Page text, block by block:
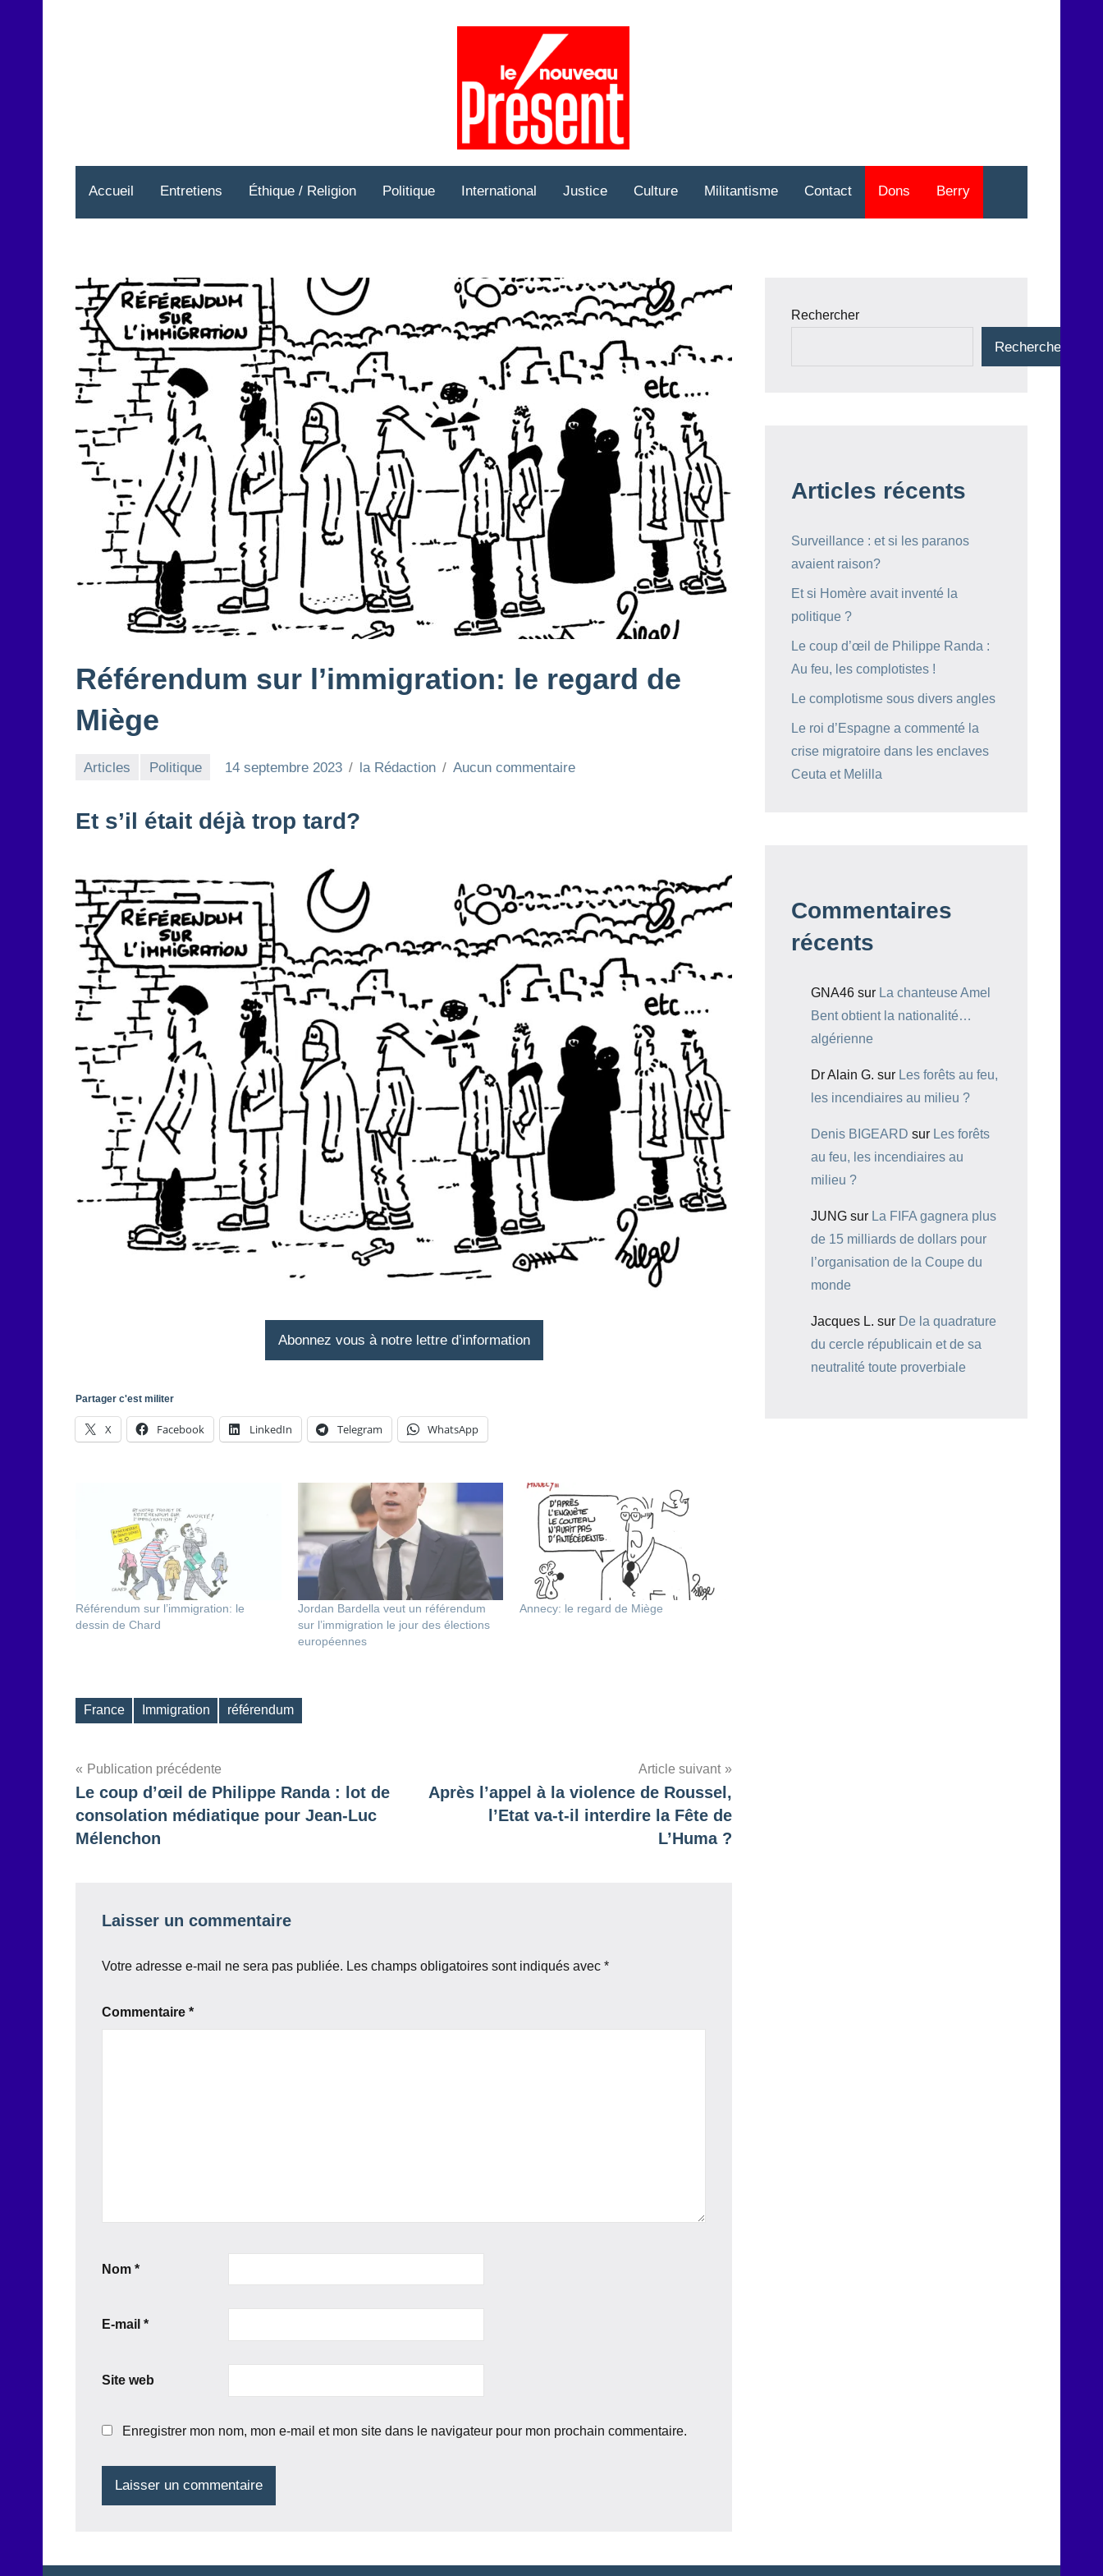
Accueil Entretiens Éthique / Religion Politique International Justice Culture Militantisme Contact Dons Berry
Référendum sur l’immigration: le regard de
Miège
Articles Politique 14 septembre 2023 la Rédaction Aucun commentaire
Et s’il était déjà trop tard?
Abonnez vous à notre lettre d’information
Partager c'est militer
X Facebook LinkedIn Telegram WhatsApp
Référendum sur l’immigration: le
dessin de Chard
Jordan Bardella veut un référendum
sur l’immigration le jour des élections
européennes
Annecy: le regard de Miège
Étiquettes
France Immigration référendum
Navigation
de
l’article
Publication précédente
Le coup d’œil de Philippe Randa : lot de
consolation médiatique pour Jean-Luc
Mélenchon
Article suivant
Après l’appel à la violence de Roussel,
l’Etat va-t-il interdire la Fête de
L’Huma ?
Laisser un commentaire
Votre adresse e-mail ne sera pas publiée. Les champs obligatoires sont indiqués avec *
Commentaire *
Nom *
E-mail *
Site web
Enregistrer mon nom, mon e-mail et mon site dans le navigateur pour mon prochain commentaire.
Rechercher
Rechercher
Articles récents
Surveillance : et si les paranos
avaient raison?
Et si Homère avait inventé la
politique ?
Le coup d’œil de Philippe Randa :
Au feu, les complotistes !
Le complotisme sous divers angles
Le roi d’Espagne a commenté la
crise migratoire dans les enclaves
Ceuta et Melilla
Commentaires
récents
GNA46 sur La chanteuse Amel
Bent obtient la nationalité…
algérienne
Dr Alain G. sur Les forêts au feu,
les incendiaires au milieu ?
Denis BIGEARD sur Les forêts
au feu, les incendiaires au
milieu ?
JUNG sur La FIFA gagnera plus
de 15 milliards de dollars pour
l’organisation de la Coupe du
monde
Jacques L. sur De la quadrature
du cercle républicain et de sa
neutralité toute proverbiale